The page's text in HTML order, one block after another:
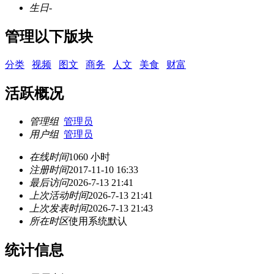
生日-
管理以下版块
分类 视频 图文 商务 人文 美食 财富
活跃概况
管理组 管理员
用户组 管理员
在线时间1060 小时
注册时间2017-11-10 16:33
最后访问2026-7-13 21:41
上次活动时间2026-7-13 21:41
上次发表时间2026-7-13 21:43
所在时区使用系统默认
统计信息